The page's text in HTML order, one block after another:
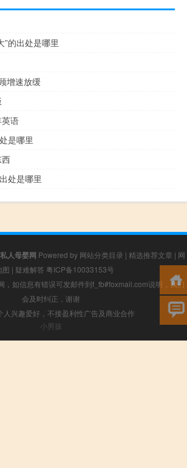
”的出处是哪里
增速放缓
语
是哪里
处是哪里
私人母婴网 Powered by 网站分类目录 | 精选推荐文章 | 网
图 | 疑难解答 粤ICP备10033153号
，如信息有错误可发邮件到f_fb#foxmail.com说明，我们
会及时纠正，谢谢
人兴趣爱好，不接盈利性广告及商业合作
小男孩